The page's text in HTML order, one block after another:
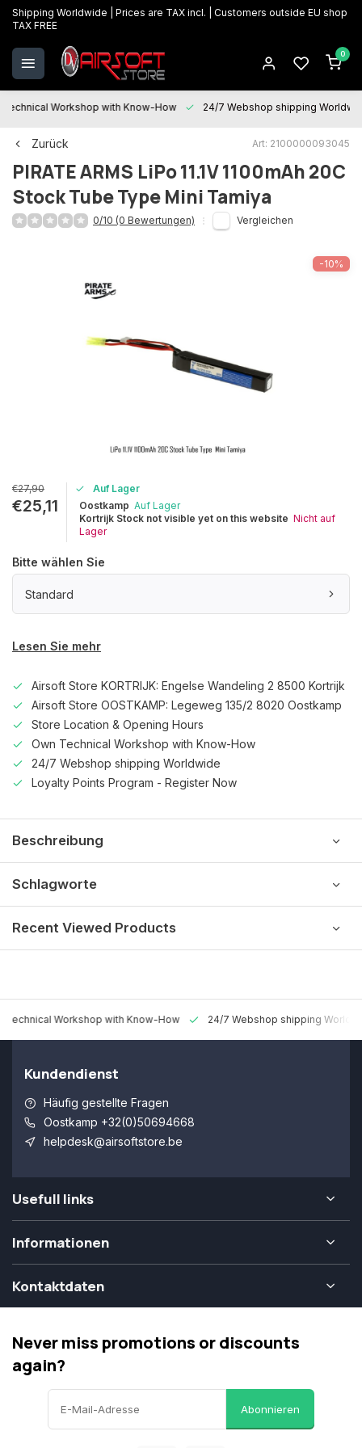
Shipping Worldwide | Prices are TAX incl. | Customers outside EU shop
TAX FREE
0
Technical Workshop with Know-How 24/7 Webshop shipping
Zurück Art: 2100000093045
PIRATE ARMS LiPo 11.1V 1100mAh 20C
Stock Tube Type Mini Tamiya
0/10 (0 Bewertungen) Vergleichen
-10%
€27,90
€25,11
Auf Lager
Oostkamp Auf Lager
Kortrijk Stock not visible yet on this website Nicht auf
Lager
Bitte wählen Sie
Standard
Lesen Sie mehr
Airsoft Store KORTRIJK: Engelse Wandeling 2 8500 Kortrijk
Airsoft Store OOSTKAMP: Legeweg 135/2 8020 Oostkamp
Store Location & Opening Hours
Own Technical Workshop with Know-How
24/7 Webshop shipping Worldwide
Loyalty Points Program - Register Now
Beschreibung
Schlagworte
Recent Viewed Products
Technical Workshop with Know-How 24/7 Webshop shipping
Kundendienst
Häufig gestellte Fragen
Oostkamp +32(0)50694668
helpdesk@airsoftstore.be
Usefull links
Informationen
Kontaktdaten
Never miss promotions or discounts
again?
Abonnieren